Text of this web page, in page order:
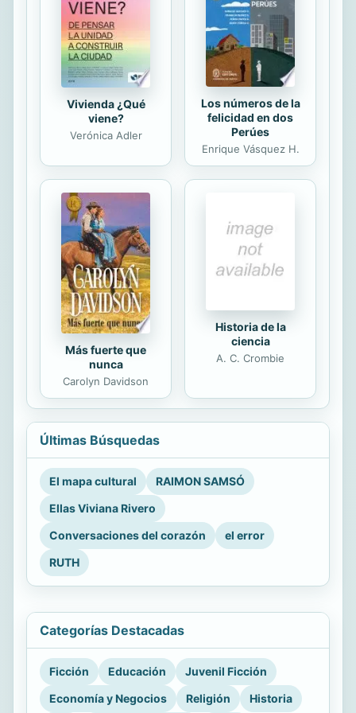
Vivienda ¿Qué
viene?
Verónica Adler
Los números de la
felicidad en dos
Perúes
Enrique Vásquez H.
Más fuerte que
nunca
Carolyn Davidson
Historia de la
ciencia
A. C. Crombie
Últimas Búsquedas
El mapa cultural
RAIMON SAMSÓ
Ellas Viviana Rivero
Conversaciones del corazón
el error
RUTH
Categorías Destacadas
Ficción Educación
Juvenil Ficción
Economía y Negocios
Religión Historia